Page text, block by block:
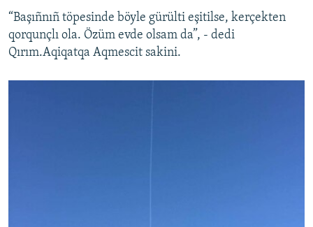
“Başıñnıñ töpesinde böyle gürülti eşitilse, kerçekten
qorqunçlı ola. Özüm evde olsam da”, - dedi
Qırım.Aqiqatqa Aqmescit sakini.